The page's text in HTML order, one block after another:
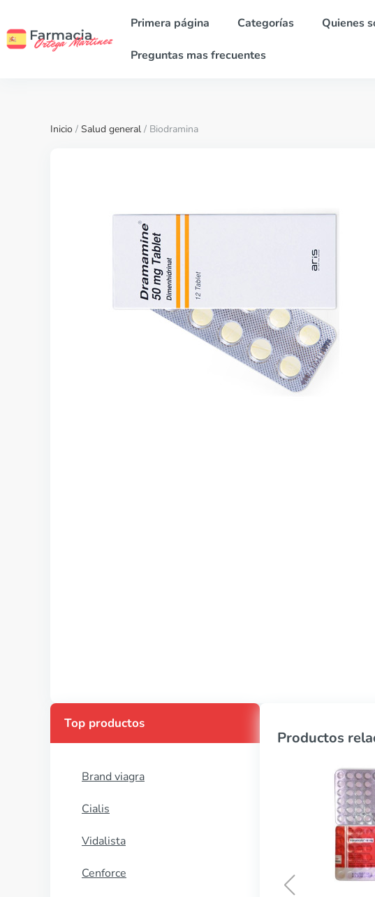
Primera página Categorías Quienes
Preguntas mas frecuentes
Inicio / Salud general / Biodramina
Top productos
Brand viagra
Cialis
Vidalista
Cenforce
Productos